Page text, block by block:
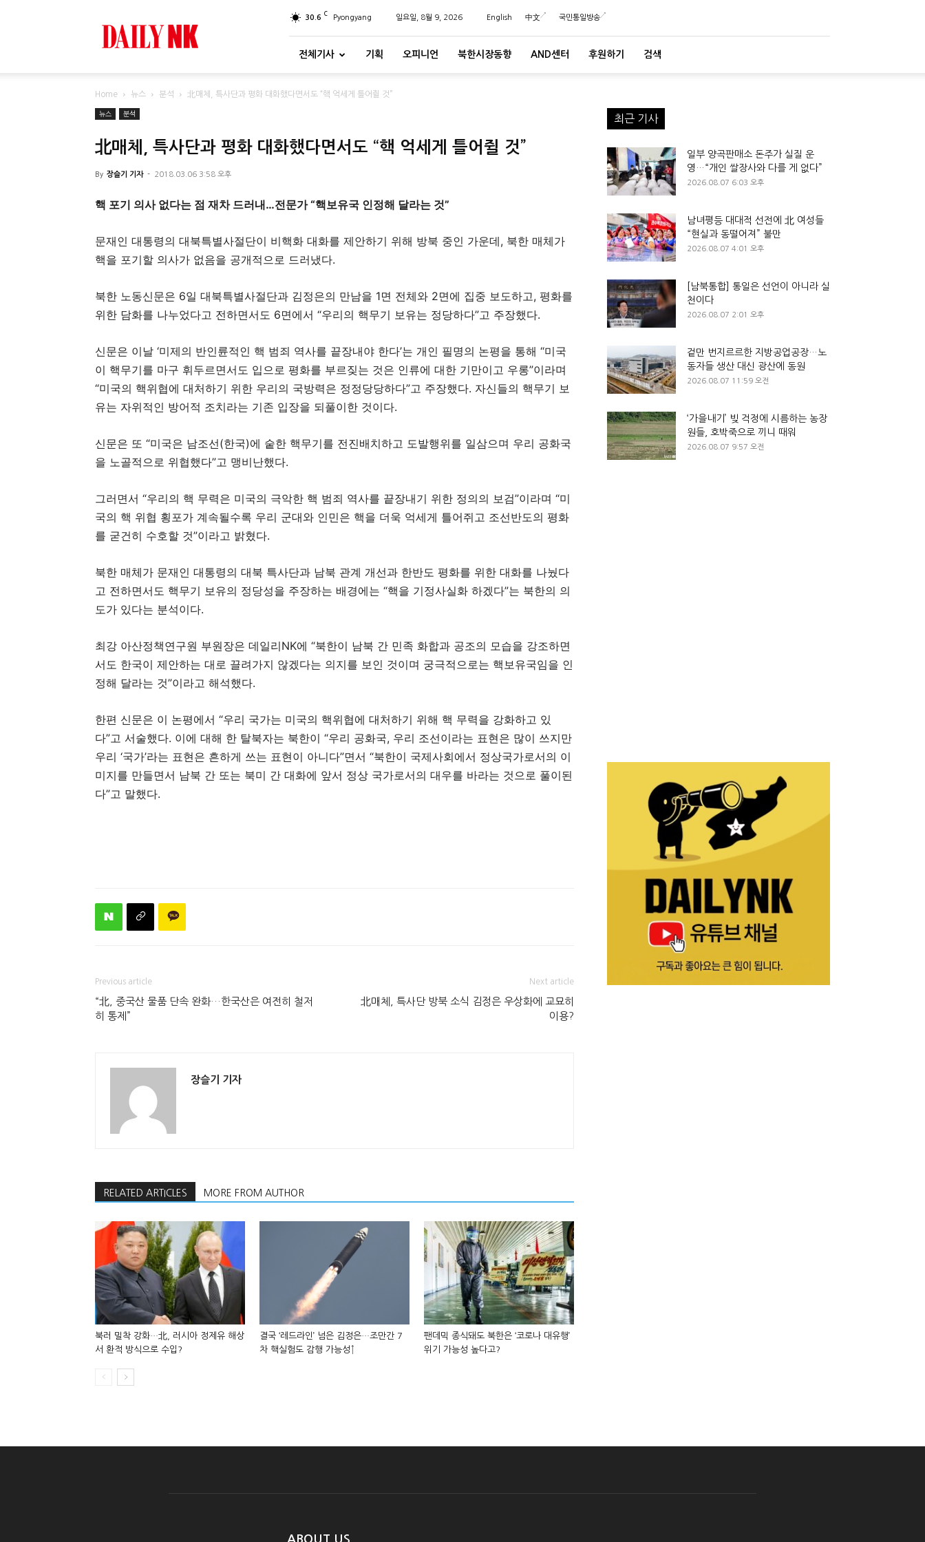
30.6 C Pyongyang 일요일, 8월 9, 2026 English 中文 국민통일방송
전체기사 기획 오피니언 북한시장동향 AND센터 후원하기 검색
Home 뉴스 분석 北매체, 특사단과 평화 대화했다면서도 “핵 억세게 틀어쥘 것”
뉴스 분석
北매체, 특사단과 평화 대화했다면서도 “핵 억세게 틀어쥘 것”
By 장슬기 기자 - 2018.03.06 3:58 오후
핵 포기 의사 없다는 점 재차 드러내…전문가 “핵보유국 인정해 달라는 것”
문재인 대통령의 대북특별사절단이 비핵화 대화를 제안하기 위해 방북 중인 가운데, 북한 매체가
핵을 포기할 의사가 없음을 공개적으로 드러냈다.
북한 노동신문은 6일 대북특별사절단과 김정은의 만남을 1면 전체와 2면에 집중 보도하고, 평화를
위한 담화를 나누었다고 전하면서도 6면에서 “우리의 핵무기 보유는 정당하다”고 주장했다.
신문은 이날 ‘미제의 반인륜적인 핵 범죄 역사를 끝장내야 한다’는 개인 필명의 논평을 통해 “미국
이 핵무기를 마구 휘두르면서도 입으로 평화를 부르짖는 것은 인류에 대한 기만이고 우롱”이라며
“미국의 핵위협에 대처하기 위한 우리의 국방력은 정정당당하다”고 주장했다. 자신들의 핵무기 보
유는 자위적인 방어적 조치라는 기존 입장을 되풀이한 것이다.
신문은 또 “미국은 남조선(한국)에 숱한 핵무기를 전진배치하고 도발행위를 일삼으며 우리 공화국
을 노골적으로 위협했다”고 맹비난했다.
그러면서 “우리의 핵 무력은 미국의 극악한 핵 범죄 역사를 끝장내기 위한 정의의 보검”이라며 “미
국의 핵 위협 횡포가 계속될수록 우리 군대와 인민은 핵을 더욱 억세게 틀어쥐고 조선반도의 평화
를 굳건히 수호할 것”이라고 밝혔다.
북한 매체가 문재인 대통령의 대북 특사단과 남북 관계 개선과 한반도 평화를 위한 대화를 나눴다
고 전하면서도 핵무기 보유의 정당성을 주장하는 배경에는 “핵을 기정사실화 하겠다”는 북한의 의
도가 있다는 분석이다.
최강 아산정책연구원 부원장은 데일리NK에 “북한이 남북 간 민족 화합과 공조의 모습을 강조하면
서도 한국이 제안하는 대로 끌려가지 않겠다는 의지를 보인 것이며 궁극적으로는 핵보유국임을 인
정해 달라는 것”이라고 해석했다.
한편 신문은 이 논평에서 “우리 국가는 미국의 핵위협에 대처하기 위해 핵 무력을 강화하고 있
다”고 서술했다. 이에 대해 한 탈북자는 북한이 “우리 공화국, 우리 조선이라는 표현은 많이 쓰지만
우리 ‘국가’라는 표현은 흔하게 쓰는 표현이 아니다”면서 “북한이 국제사회에서 정상국가로서의 이
미지를 만들면서 남북 간 또는 북미 간 대화에 앞서 정상 국가로서의 대우를 바라는 것으로 풀이된
다”고 말했다.
Previous article
“北, 중국산 물품 단속 완화…한국산은 여전히 철저
히 통제”
Next article
北매체, 특사단 방북 소식 김정은 우상화에 교묘히
이용?
장슬기 기자
RELATED ARTICLES MORE FROM AUTHOR
북러 밀착 강화…北, 러시아 정제유 해상
서 환적 방식으로 수입?
결국 ‘레드라인’ 넘은 김정은…조만간 7
차 핵실험도 감행 가능성↑
팬데믹 종식돼도 북한은 ‘코로나 대유행’
위기 가능성 높다고?
최근 기사
일부 양곡판매소 돈주가 실질 운
영…“개인 쌀장사와 다를 게 없다”
2026.08.07 6:03 오후
남녀평등 대대적 선전에 北 여성들
“현실과 동떨어져” 불만
2026.08.07 4:01 오후
[남북통합] 통일은 선언이 아니라 실
천이다
2026.08.07 2:01 오후
겉만 번지르르한 지방공업공장…노
동자들 생산 대신 광산에 동원
2026.08.07 11:59 오전
‘가을내기’ 빚 걱정에 시름하는 농장
원들, 호박죽으로 끼니 때워
2026.08.07 9:57 오전
ABOUT US